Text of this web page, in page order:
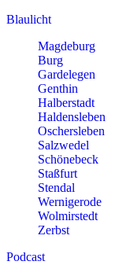
Blaulicht
Magdeburg
Burg
Gardelegen
Genthin
Halberstadt
Haldensleben
Oschersleben
Salzwedel
Schönebeck
Staßfurt
Stendal
Wernigerode
Wolmirstedt
Zerbst
Podcast